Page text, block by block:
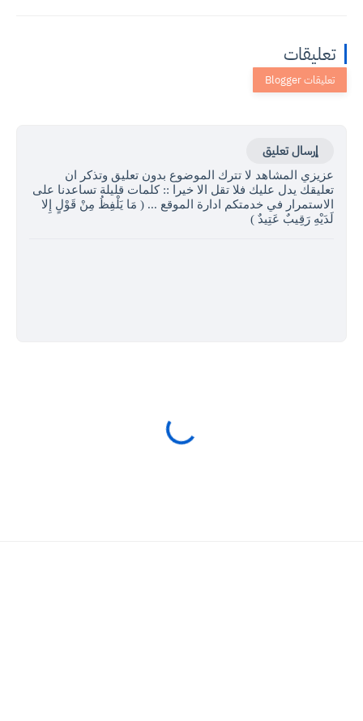
تعليقات
إرسال تعليق
عزيزي المشاهد لا تترك الموضوع بدون تعليق وتذكر ان
تعليقك يدل عليك فلا تقل الا خيرا :: كلمات قليلة تساعدنا على
الاستمرار في خدمتكم ادارة الموقع ... ( مَا يَلْفِظُ مِنْ قَوْلٍ إِلا
لَدَيْهِ رَقِيبٌ عَتِيدٌ )